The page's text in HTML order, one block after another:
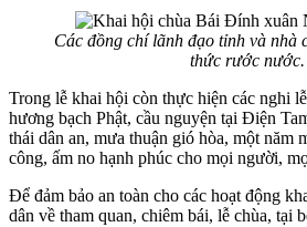
Các đồng chí lãnh đạo tỉnh và nhà
thức rước nước.
Trong lễ khai hội còn thực hiện các nghi
hương bạch Phật, cầu nguyện tại Điện
thái dân an, mưa thuận gió hòa, một năm
công, ấm no hạnh phúc cho mọi người,
Để đảm bảo an toàn cho các hoạt động
dân về tham quan, chiêm bái, lễ chùa, tại